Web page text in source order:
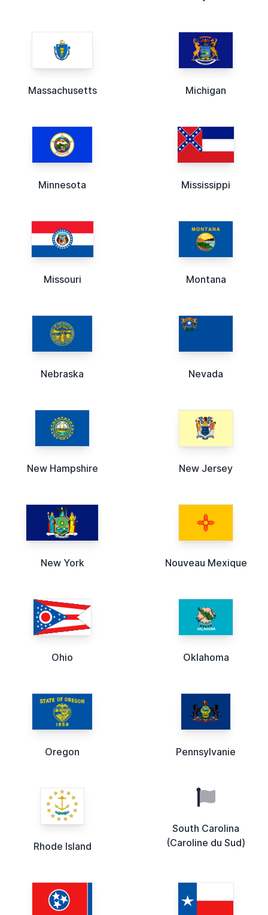
Massachusetts Michigan
Minnesota Mississippi
Missouri Montana
Nebraska Nevada
New Hampshire New Jersey
New York Nouveau Mexique
Ohio Oklahoma
Oregon Pennsylvanie
Rhode Island
South Carolina
(Caroline du Sud)